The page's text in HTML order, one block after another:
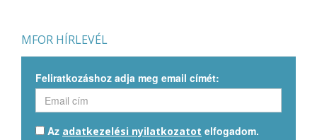
MFOR HÍRLEVÉL
Feliratkozáshoz adja meg email címét:
Az adatkezelési nyilatkozatot elfogadom.